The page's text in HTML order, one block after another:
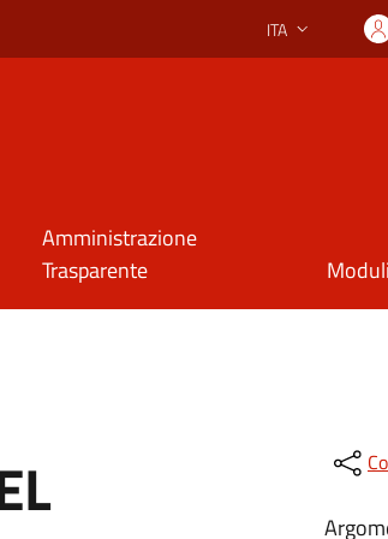
Lingua attiva:
ITA
Amministrazione
Trasparente